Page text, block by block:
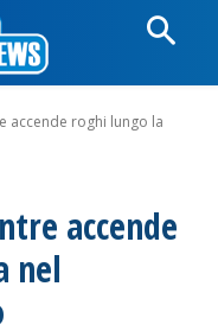
accende roghi lungo la
accende
nel